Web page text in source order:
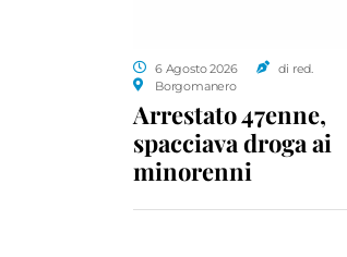
6 Agosto 2026
di red.
Borgomanero
Arrestato 47enne,
spacciava droga ai
minorenni